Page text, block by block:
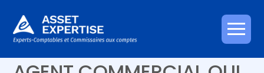
Aller
au
Créer et reprendre une activité
Gérer votre quotidien
Piloter votre gestion
Suivre votre comptabilité
C’EST L’HISTOIRE D’UN